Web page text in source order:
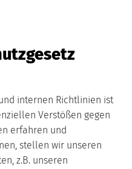
internen Richtlinien ist
Verstößen gegen
erfahren und
stellen wir unseren
z.B. unseren